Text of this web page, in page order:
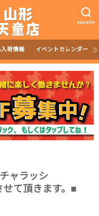
SEARCH
荷情報 イベントカレンダー
ャラッシ
て頂きます。■